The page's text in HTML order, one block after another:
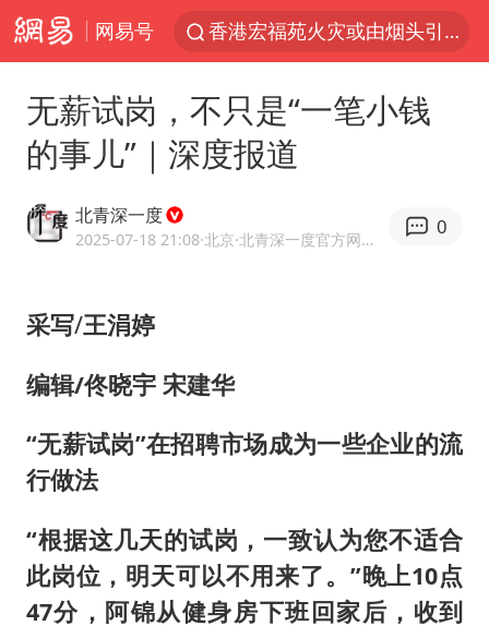
网易号
香港宏福苑火灾或由烟头引起
多所高校取消艺考
网约车司机充电时猝死保险拒赔
张本智和：零封向鹏不意外
上半年国内居民出游人次34.63亿
浙江最强风雨时段已锁定
万岁山接盘烂尾恒大文旅城
无薪试岗，不只是“一笔小钱
的事儿”｜深度报道
北青深一度
2025-07-18 21:08·北京 ·北青深一度官方网易号
0
采写/王涓婷
编辑/佟晓宇 宋建华
“无薪试岗”在招聘市场成为一些企业的流
行做法
“根据这几天的试岗，一致认为您不适合
此岗位，明天可以不用来了。”晚上10点
47分，阿锦从健身房下班回家后，收到